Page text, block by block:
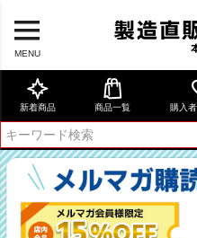
MENU
新着商品 商品一覧 購入